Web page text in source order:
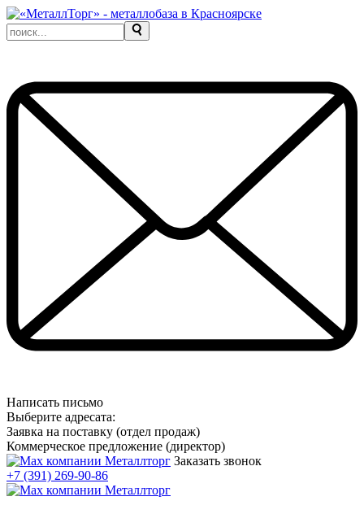
Написать письмо
Выберите адресата:
Заявка на поставку (отдел продаж)
Коммерческое предложение (директор)
Заказать звонок
+7 (391) 269-90-86